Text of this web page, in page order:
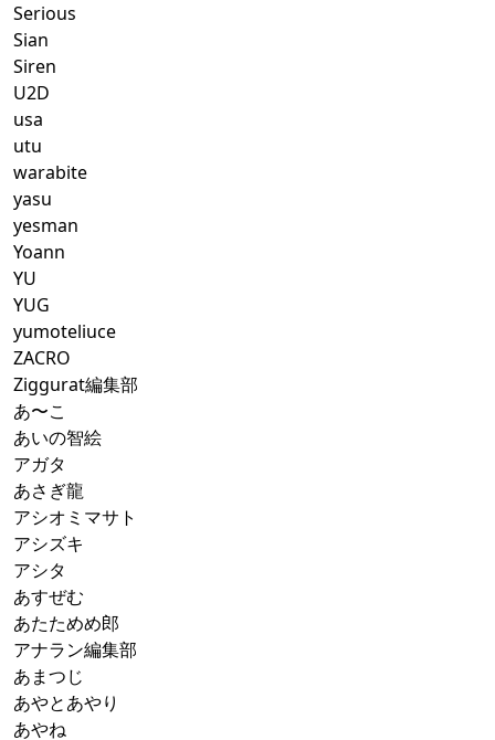
Serious
Sian
Siren
U2D
usa
utu
warabite
yasu
yesman
Yoann
YU
YUG
yumoteliuce
ZACRO
Ziggurat編集部
あ〜こ
あいの智絵
アガタ
あさぎ龍
アシオミマサト
アシズキ
アシタ
あすぜむ
あたためめ郎
アナラン編集部
あまつじ
あやとあやり
あやね